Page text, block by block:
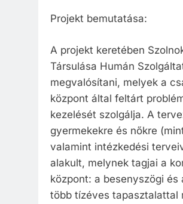
Projekt bemutatása:
A projekt keretében
Társulása Humán
megvalósítani, melyek a
központ által feltárt
kezelését szolgálja. A
gyermekekre és nőkre
valamint intézkedési
alakult, melynek tagjai a
központ: a besenyszögi
több tízéves tapasztalattal